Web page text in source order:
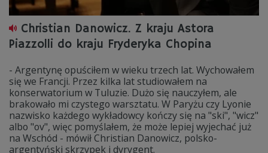
Christian Danowicz. Z kraju Astora
Piazzolli do kraju Fryderyka Chopina
- Argentynę opuściłem w wieku trzech lat. Wychowałem
się we Francji. Przez kilka lat studiowałem na
konserwatorium w Tuluzie. Dużo się nauczyłem, ale
brakowało mi czystego warsztatu. W Paryżu czy Lyonie
nazwisko każdego wykładowcy kończy się na "ski", "wicz"
albo "ov", więc pomyślałem, że może lepiej wyjechać już
na Wschód - mówił Christian Danowicz, polsko-
argentyński skrzypek i dyrygent.